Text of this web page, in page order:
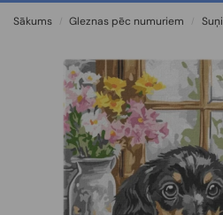
Sākums / Gleznas pēc numuriem / Suņi